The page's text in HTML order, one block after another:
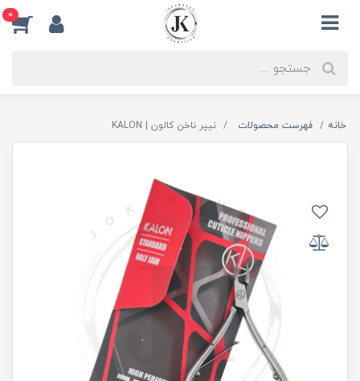
0
خانه فهرست محصولات نیپر ناخن کالون | KALON